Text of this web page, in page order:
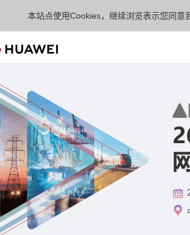
本站点使用Cookies，继续浏览表示您同意